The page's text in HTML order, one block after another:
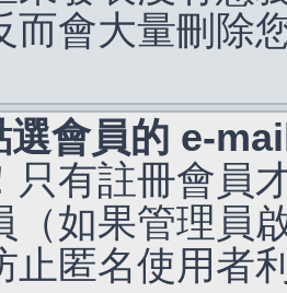
而會大量刪除
選會員的 e-
只有註冊會員
（如果管理員
止匿名使用者